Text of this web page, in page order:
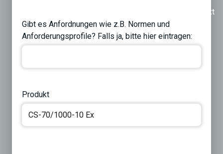
Next
Gibt es Anfordnungen wie z.B. Normen und
Anforderungsprofile? Falls ja, bitte hier eintragen:
Produkt